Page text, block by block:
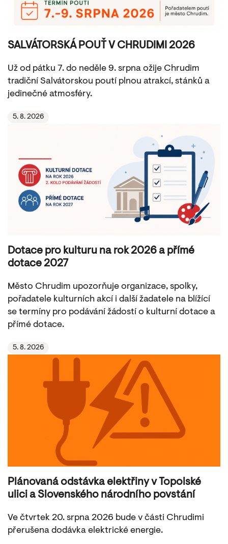
SALVÁTORSKÁ POUŤ V CHRUDIMI 2026
Už od pátku 7. do neděle 9. srpna ožije Chrudim
tradiční Salvátorskou poutí plnou atrakcí, stánků a
jedinečné atmosféry.
5. 8. 2026
Dotace pro kulturu na rok 2026 a přímé
dotace 2027
Město Chrudim upozorňuje organizace, spolky,
pořadatele kulturních akcí i další žadatele na blížící
se termíny pro podávání žádostí o kulturní dotace a
přímé dotace.
5. 8. 2026
Plánovaná odstávka elektřiny v Topolské
ulici a Slovenského národního povstání
Ve čtvrtek 20. srpna 2026 bude v části Chrudimi
přerušena dodávka elektrické energie.